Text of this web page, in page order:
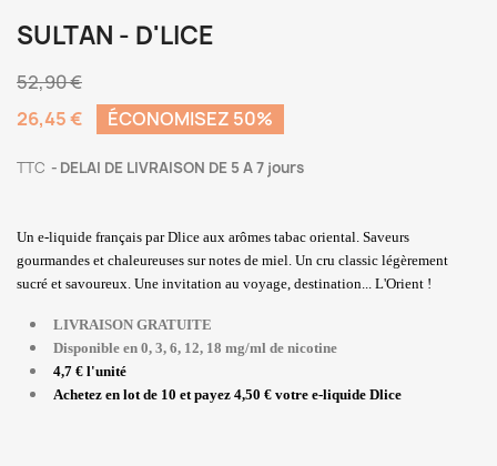
SULTAN - D'LICE
52,90 €
26,45 €
ÉCONOMISEZ 50%
TTC DELAI DE LIVRAISON DE 5 A 7 jours
Un e-liquide français par Dlice aux arômes tabac oriental. Saveurs
gourmandes et chaleureuses sur notes de miel. Un cru classic légèrement
sucré et savoureux. Une invitation au voyage, destination... L'Orient !
LIVRAISON GRATUITE
Disponible en 0, 3, 6, 12, 18 mg/ml de nicotine
4,7 € l'unité
Achetez en lot de 10 et payez 4,50 € votre e-liquide Dlice